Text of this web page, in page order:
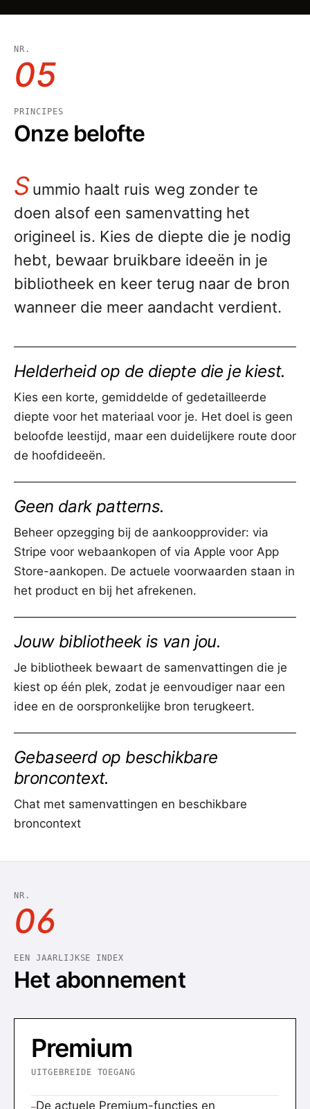
NR.
05
PRINCIPES
Onze belofte
Summio haalt ruis weg zonder te
doen alsof een samenvatting het
origineel is. Kies de diepte die je nodig
hebt, bewaar bruikbare ideeën in je
bibliotheek en keer terug naar de bron
wanneer die meer aandacht verdient.
Helderheid op de diepte die je kiest.
Kies een korte, gemiddelde of gedetailleerde
diepte voor het materiaal voor je. Het doel is geen
beloofde leestijd, maar een duidelijkere route door
de hoofdideeën.
Geen dark patterns.
Beheer opzegging bij de aankoopprovider: via
Stripe voor webaankopen of via Apple voor App
Store-aankopen. De actuele voorwaarden staan in
het product en bij het afrekenen.
Jouw bibliotheek is van jou.
Je bibliotheek bewaart de samenvattingen die je
kiest op één plek, zodat je eenvoudiger naar een
idee en de oorspronkelijke bron terugkeert.
Gebaseerd op beschikbare
broncontext.
Chat met samenvattingen en beschikbare
broncontext
NR.
06
EEN JAARLIJKSE INDEX
Het abonnement
Premium
UITGEBREIDE TOEGANG
De actuele Premium-functies en